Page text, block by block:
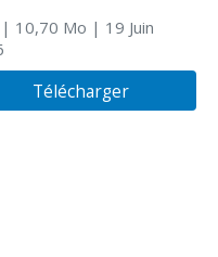
10,70 Mo | 19 Juin
Télécharger